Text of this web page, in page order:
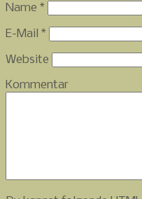
Name *
E-Mail *
Website
Kommentar